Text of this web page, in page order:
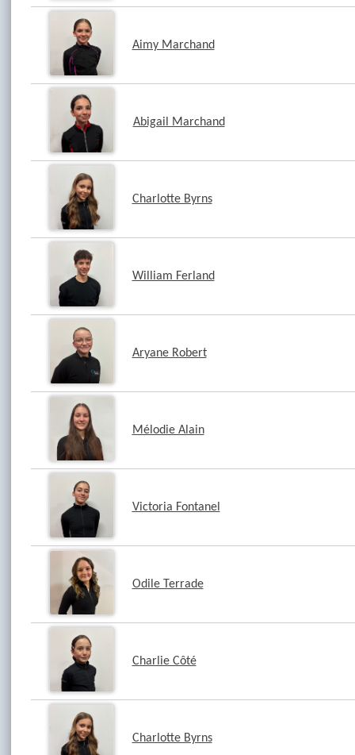
Aimy Marchand
Abigail Marchand
Charlotte Byrns
William Ferland
Aryane Robert
Mélodie Alain
Victoria Fontanel
Odile Terrade
Charlie Côté
Charlotte Byrns